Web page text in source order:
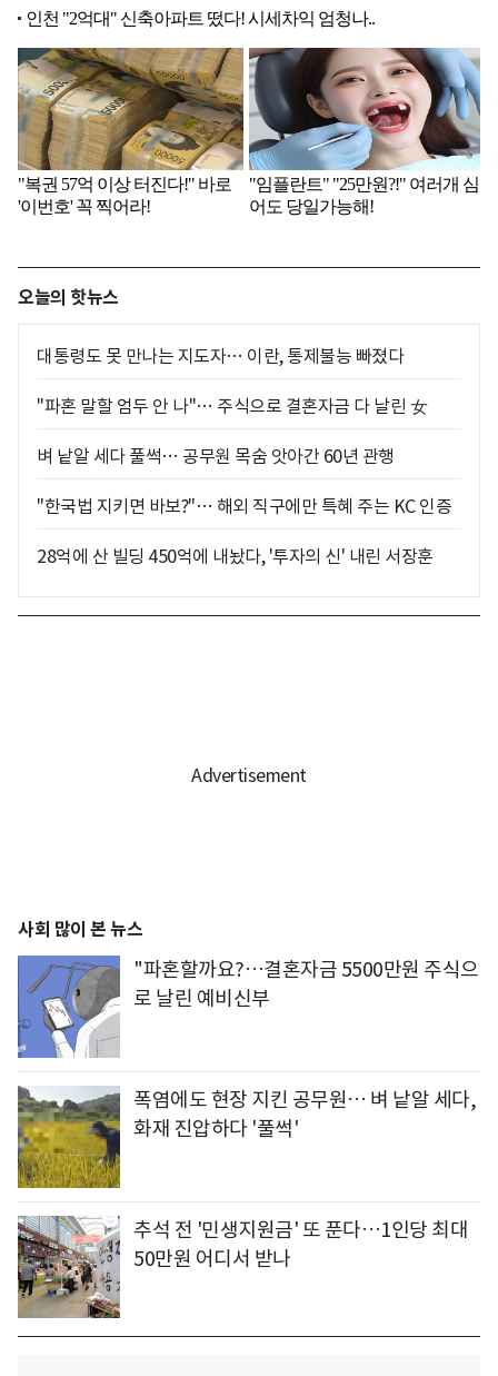
오늘의 핫뉴스
대통령도 못 만나는 지도자… 이란, 통제불능 빠졌다
"파혼 말할 엄두 안 나"… 주식으로 결혼자금 다 날린 女
벼 낱알 세다 풀썩… 공무원 목숨 앗아간 60년 관행
"한국법 지키면 바보?"… 해외 직구에만 특혜 주는 KC 인증
28억에 산 빌딩 450억에 내놨다, '투자의 신' 내린 서장훈
사회 많이 본 뉴스
"파혼할까요?…결혼자금 5500만원 주식으
로 날린 예비신부
폭염에도 현장 지킨 공무원… 벼 낱알 세다,
화재 진압하다 '풀썩'
추석 전 '민생지원금' 또 푼다…1인당 최대
50만원 어디서 받나